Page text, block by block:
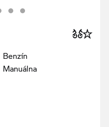
Benzín
Manuálna